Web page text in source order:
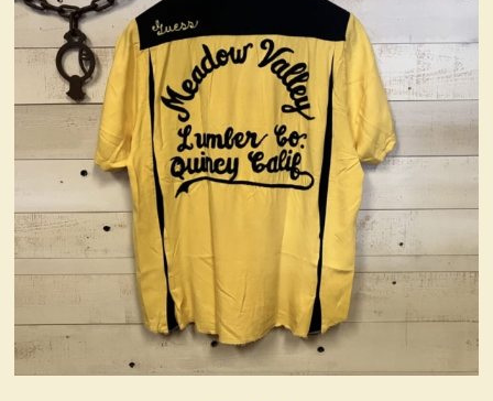
LIFE誌 企業広告切り抜き
ファイヤーキング他
コカコーラ・グッズ
カンパニー・グッズ
キャラクター・グッズ
喫煙具